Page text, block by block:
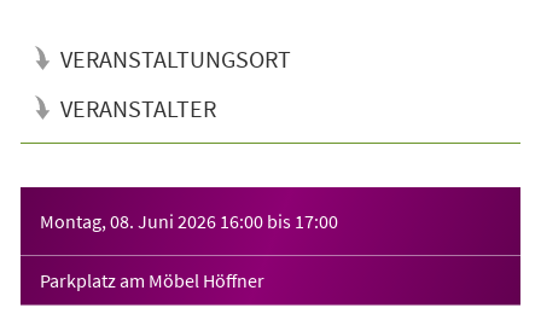
VERANSTALTUNGSORT
VERANSTALTER
Montag, 08. Juni 2026 16:00 bis 17:00
Parkplatz am Möbel Höffner